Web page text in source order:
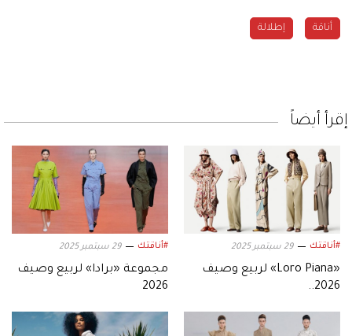
أناقة إطلالة
إقرأ أيضاً
#أناقتك 29 سبتمبر 2025
«Loro Piana» لربيع وصيف
2026..
#أناقتك 29 سبتمبر 2025
مجموعة «برادا» لربيع وصيف
2026